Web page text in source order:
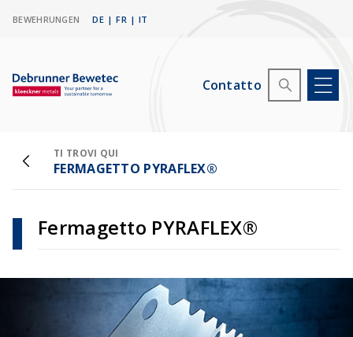
BEWEHRUNGEN IT
|
FR
|
DE
Contatto
TI TROVI QUI
FERMAGETTO PYRAFLEX®
Fermagetto PYRAFLEX®